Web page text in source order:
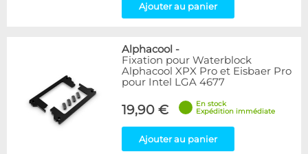
Ajouter au panier
Alphacool -
Fixation pour Waterblock
Alphacool XPX Pro et Eisbaer Pro
pour Intel LGA 4677
19,90 €
En stock
Expédition immédiate
Ajouter au panier